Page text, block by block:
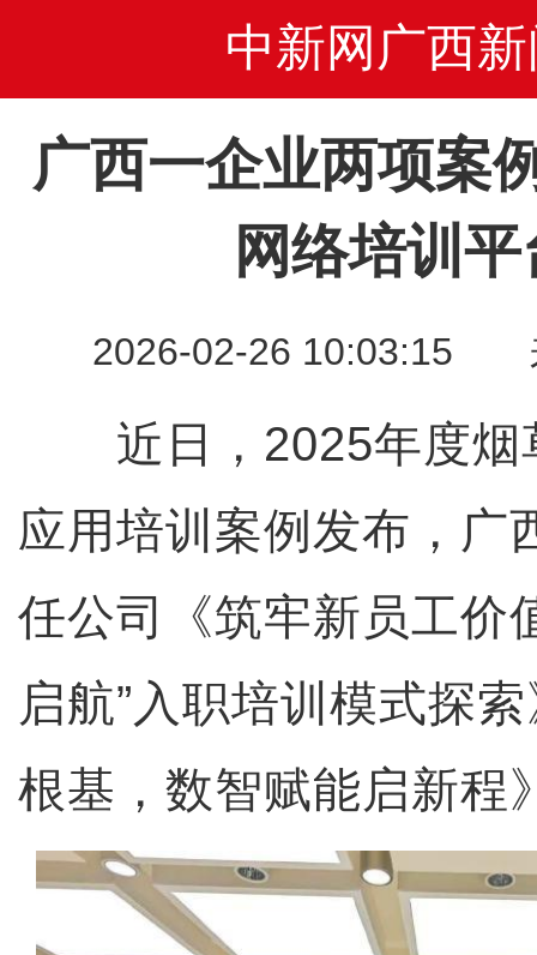
中新网广西新
广西一企业两项案
网络培训
2026-02-26 10:03:15
近日，2025年度烟
应用培训案例发布，广
任公司《筑牢新员工
启航”入职培训模式探
根基，数智赋能启新程